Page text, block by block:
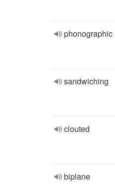
phonographic
sandwiching
clouted
biplane